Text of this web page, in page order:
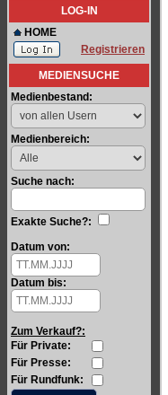
LOG-IN
HOME
Registrieren
MEDIENSUCHE
Medienbestand:
Medienbereich:
Suche nach:
Exakte Suche?:
Datum von:
Datum bis:
Zum Verkauf?:
Für Private:
Für Presse:
Für Rundfunk: